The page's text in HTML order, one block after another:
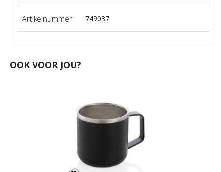
Artikelnummer 749037
OOK VOOR JOU?